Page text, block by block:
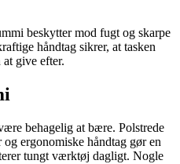
beskytter mod fugt og skarpe
håndtag sikrer, at tasken
give efter.
behagelig at bære. Polstrede
ergonomiske håndtag gør en
tungt værktøj dagligt. Nogle